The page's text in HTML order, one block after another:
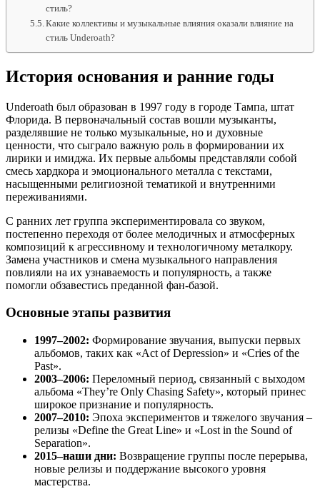
стиль?
Какие коллективы и музыкальные влияния оказали влияние на
стиль Underoath?
История основания и ранние годы
Underoath был образован в 1997 году в городе Тампа, штат
Флорида. В первоначальный состав вошли музыканты,
разделявшие не только музыкальные, но и духовные
ценности, что сыграло важную роль в формировании их
лирики и имиджа. Их первые альбомы представляли собой
смесь хардкора и эмоционального металла с текстами,
насыщенными религиозной тематикой и внутренними
переживаниями.
С ранних лет группа экспериментировала со звуком,
постепенно переходя от более мелодичных и атмосферных
композиций к агрессивному и технологичному металкору.
Замена участников и смена музыкального направления
повлияли на их узнаваемость и популярность, а также
помогли обзавестись преданной фан-базой.
Основные этапы развития
1997–2002: Формирование звучания, выпуски первых
альбомов, таких как «Act of Depression» и «Cries of the
Past».
2003–2006: Переломный период, связанный с выходом
альбома «They’re Only Chasing Safety», который принес
широкое признание и популярность.
2007–2010: Эпоха экспериментов и тяжелого звучания –
релизы «Define the Great Line» и «Lost in the Sound of
Separation».
2015–наши дни: Возвращение группы после перерыва,
новые релизы и поддержание высокого уровня
мастерства.